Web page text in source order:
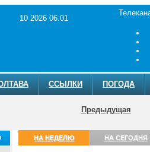
10 2026 06:01
ССЫЛКИ ПОГОДА
Предыдущая
НА НЕДЕЛЮ НА СЕГОДНЯ